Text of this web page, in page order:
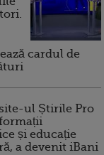
cardul de
ul Știrile Pro
și educație
a devenit iBani